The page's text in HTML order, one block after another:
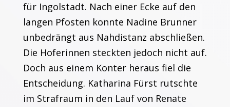
für Ingolstadt. Nach einer Ecke auf den
langen Pfosten konnte Nadine Brunner
unbedrängt aus Nahdistanz abschließen.
Die Hoferinnen steckten jedoch nicht auf.
Doch aus einem Konter heraus fiel die
Entscheidung. Katharina Fürst rutschte
im Strafraum in den Lauf von Renate